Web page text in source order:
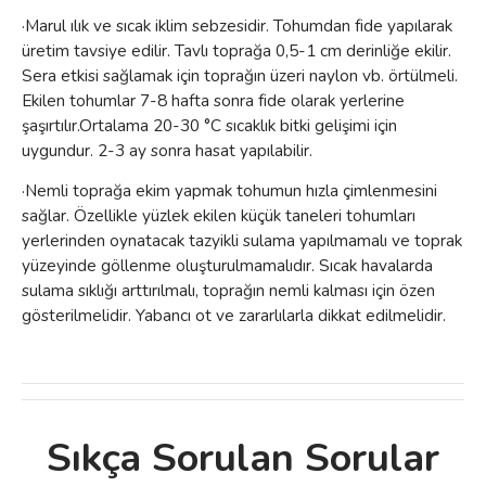
·Marul ılık ve sıcak iklim sebzesidir. Tohumdan fide yapılarak
üretim tavsiye edilir. Tavlı toprağa 0,5-1 cm derinliğe ekilir.
Sera etkisi sağlamak için toprağın üzeri naylon vb. örtülmeli.
Ekilen tohumlar 7-8 hafta sonra fide olarak yerlerine
şaşırtılır.Ortalama 20-30 °C sıcaklık bitki gelişimi için
uygundur. 2-3 ay sonra hasat yapılabilir.
·Nemli toprağa ekim yapmak tohumun hızla çimlenmesini
sağlar. Özellikle yüzlek ekilen küçük taneleri tohumları
yerlerinden oynatacak tazyikli sulama yapılmamalı ve toprak
yüzeyinde göllenme oluşturulmamalıdır. Sıcak havalarda
sulama sıklığı arttırılmalı, toprağın nemli kalması için özen
gösterilmelidir. Yabancı ot ve zararlılarla dikkat edilmelidir.
Bu ürünün fiyat bilgisi, resim, ürün
Sıkça Sorulan Sorular